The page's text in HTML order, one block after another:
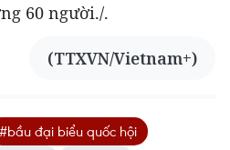
60 người./.
(TTXVN/Vietnam+)
#bầu đại biểu quốc hội